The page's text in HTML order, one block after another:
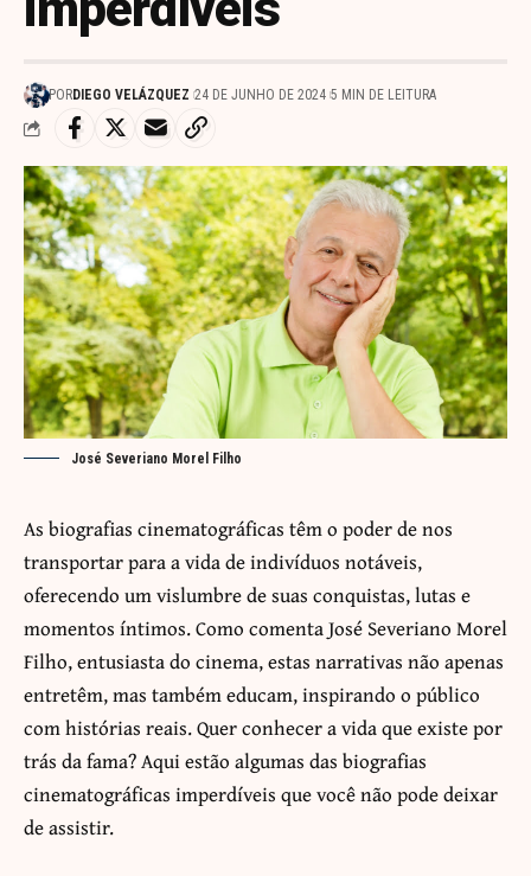
PORDIEGO VELÁZQUEZ 24 DE JUNHO DE 2024 5 MIN DE LEITURA
José Severiano Morel Filho
As biografias cinematográficas têm o poder de nos
transportar para a vida de indivíduos notáveis,
oferecendo um vislumbre de suas conquistas, lutas e
momentos íntimos. Como comenta José Severiano Morel
Filho, entusiasta do cinema, estas narrativas não apenas
entretêm, mas também educam, inspirando o público
com histórias reais. Quer conhecer a vida que existe por
trás da fama?Aqui estão algumas das biografias
cinematográficas imperdíveis que você não pode deixar
de assistir.